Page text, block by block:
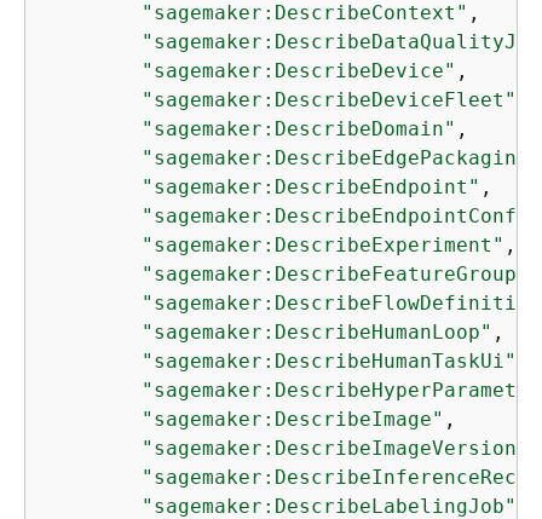
"sagemaker:DescribeContext" ,
"sagemaker:DescribeDevice" ,
"sagemaker:DescribeDeviceFleet"
"sagemaker:DescribeDomain" ,
"sagemaker:DescribeEndpoint" ,
"sagemaker:DescribeExperiment" ,
"sagemaker:DescribeFeatureGroup"
"sagemaker:DescribeHumanLoop" ,
"sagemaker:DescribeHumanTaskUi"
"sagemaker:DescribeImage" ,
"sagemaker:DescribeImageVersion"
"sagemaker:DescribeLabelingJob"